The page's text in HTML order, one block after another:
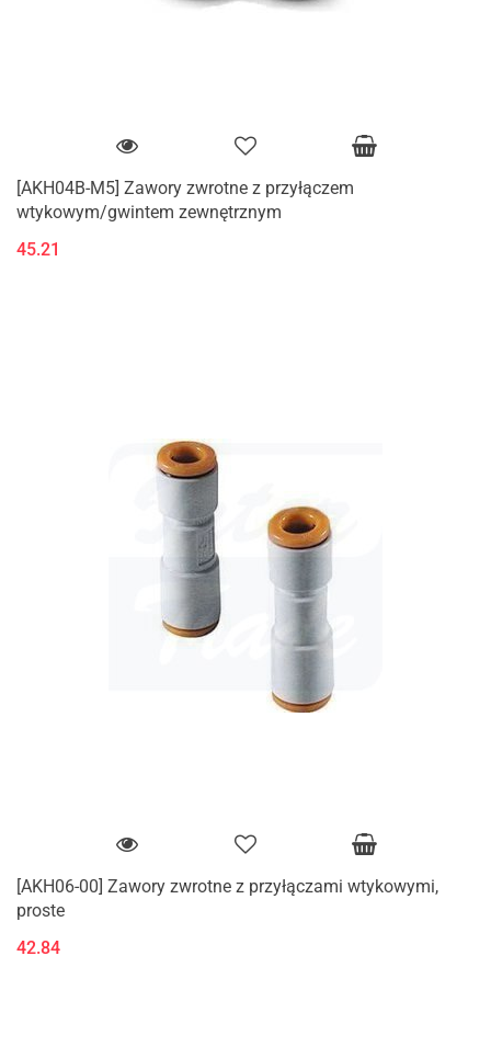
[AKH04B-M5] Zawory zwrotne z przyłączem
wtykowym/gwintem zewnętrznym
45.21
[AKH06-00] Zawory zwrotne z przyłączami wtykowymi,
proste
42.84